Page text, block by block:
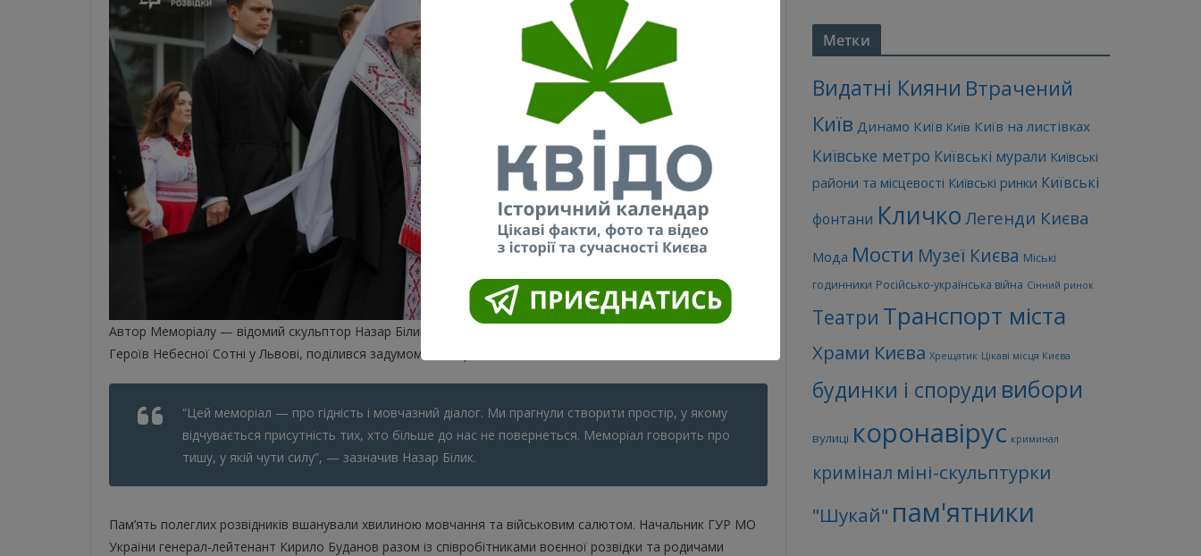
Автор Меморіалу — відомий скульптор Назар Білик, який, зокрема, раніше створив меморіал на честь
Героїв Небесної Сотні у Львові, поділився задумом нової роботи.
“Цей меморіал — про гідність і мовчазний діалог. Ми прагнули створити простір, у якому
відчувається присутність тих, хто більше до нас не повернеться. Меморіал говорить про
тишу, у якій чути силу”, — зазначив Назар Білик.
Пам’ять полеглих розвідників вшанували хвилиною мовчання та військовим салютом. Начальник ГУР МО
України генерал-лейтенант Кирило Буданов разом із співробітниками воєнної розвідки та родичами
Метки
Видатні Кияни Втрачений
Київ Динамо Київ Київ Київ на листівках
Київське метро Київські мурали Київські
райони та місцевості Київські ринки Київські
фонтани Кличко Легенди Києва
Мода Мости Музеї Києва Міські
годинники Російсько-українська війна Сінний ринок
Театри Транспорт міста
Храми Києва Хрещатик Цікаві місця Києва
будинки і споруди вибори
вулиці коронавірус криминал
кримінал міні-скульптурки
"Шукай" пам'ятники